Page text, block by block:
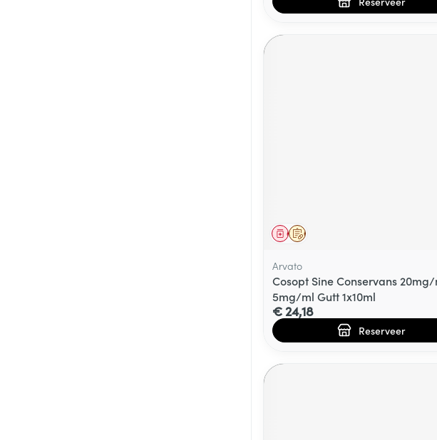
Op voorschrift
Geneesmiddel
Arvato
Cosopt Sine Conservans
5mg/ml Gutt 1x10ml
€ 24,18
Reserveer